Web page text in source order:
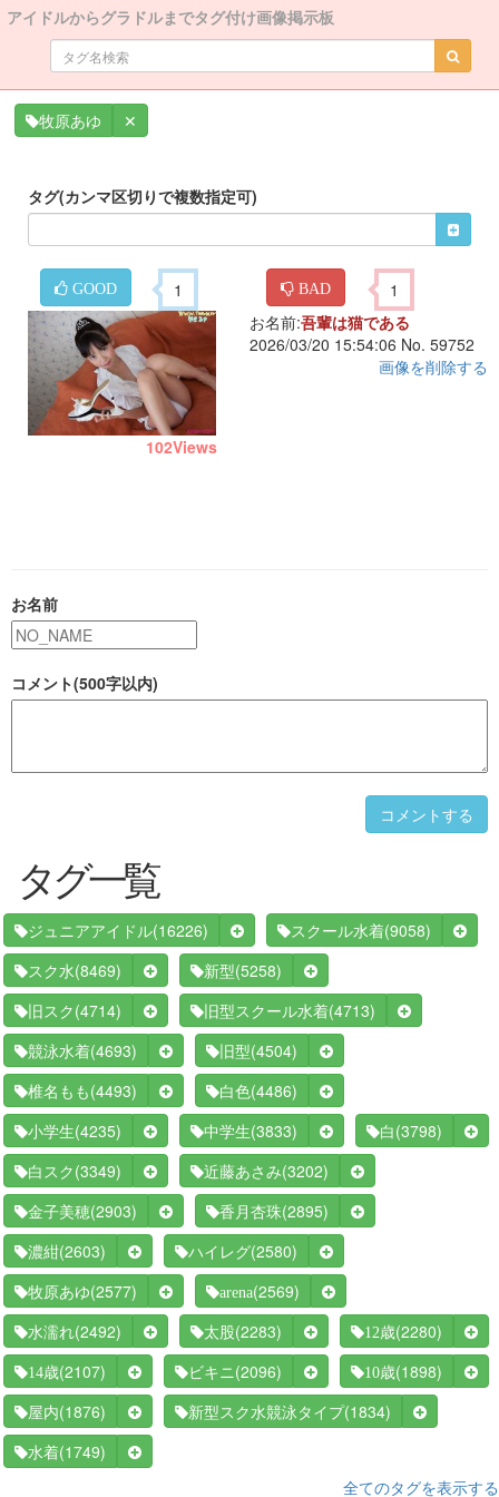
アイドルからグラドルまでタグ付け画像掲示板
牧原あゆ ✕
タグ(カンマ区切りで複数指定可)
GOOD 1 BAD 1
102Views
お名前:吾輩は猫である
2026/03/20 15:54:06 No. 59752
画像を削除する
お名前
コメント(500字以内)
コメントする
タグ一覧
ジュニアアイドル(16226) スクール水着(9058)
スク水(8469) 新型(5258)
旧スク (4714) 旧型スクール水着(4713)
競泳水着(4693) 旧型(4504)
椎名もも (4493) 白色(4486)
小学生(4235) 中学生(3833) 白 (3798)
白スク (3349) 近藤あさみ(3202)
金子美穂(2903) 香月杏珠(2895)
濃紺(2603) ハイレグ(2580)
牧原あゆ(2577) arena(2569)
水濡れ(2492) 太股(2283) 12歳(2280)
14歳(2107) ビキニ (2096) 10歳(1898)
屋内(1876) 新型スク水競泳タイプ(1834)
水着(1749)
全てのタグを表示する